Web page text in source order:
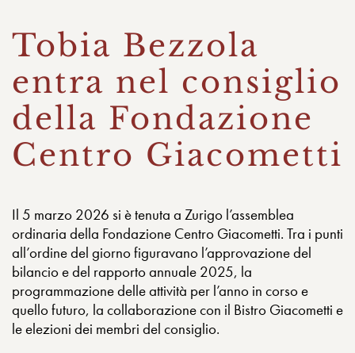
Tobia Bezzola
entra nel consiglio
della Fondazione
Centro Giacometti
Il 5 marzo 2026 si è tenuta a Zurigo l’assemblea
ordinaria della Fondazione Centro Giacometti. Tra i punti
all’ordine del giorno figuravano l’approvazione del
bilancio e del rapporto annuale 2025, la
programmazione delle attività per l’anno in corso e
quello futuro, la collaborazione con il Bistro Giacometti e
le elezioni dei membri del consiglio.